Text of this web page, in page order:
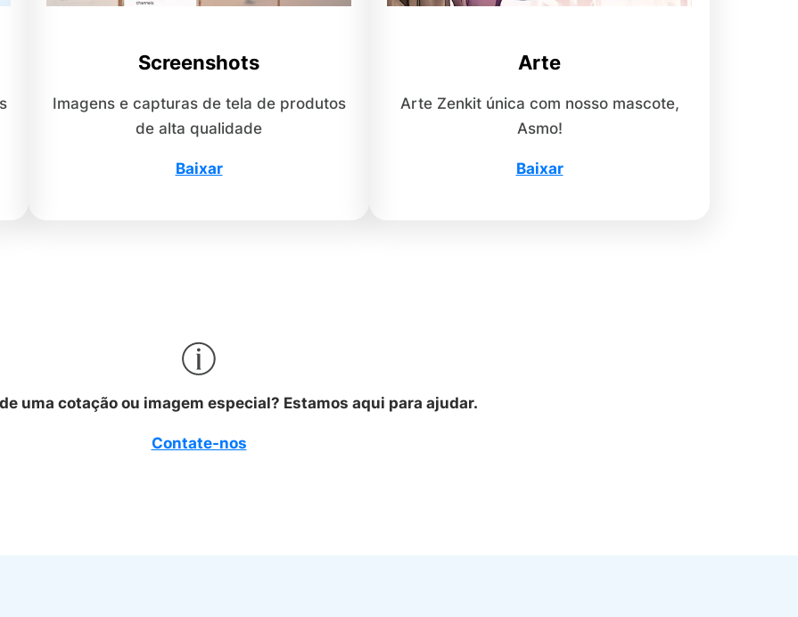
Screenshots
Imagens e capturas de tela de produtos
de alta qualidade
Baixar
Arte
Arte Zenkit única com nosso mascote,
Asmo!
Baixar
uma cotação ou imagem especial? Estamos aqui para ajudar.
Contate-nos